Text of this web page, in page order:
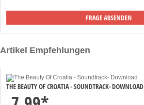
Artikel Empfehlungen
THE BEAUTY OF CROATIA - SOUNDTRACK- DOWNLOAD